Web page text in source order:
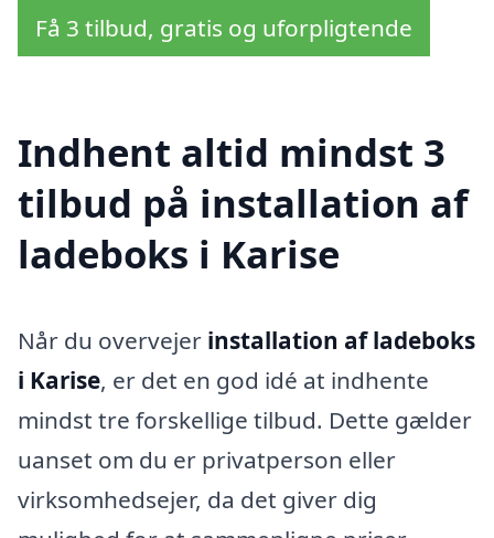
Få 3 tilbud, gratis og uforpligtende
Indhent altid mindst 3
tilbud på installation af
ladeboks i Karise
Når du overvejer installation af ladeboks
i Karise, er det en god idé at indhente
mindst tre forskellige tilbud. Dette gælder
uanset om du er privatperson eller
virksomhedsejer, da det giver dig